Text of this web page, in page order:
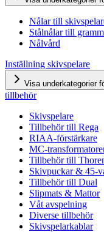
Nålar till
Stålnålar till
Nålvård
Inställning skivspelare
Visa underkategorier
tillbehör
Skivspelare
Tillbehör till Rega
RIAA-förstärkare
MC-
Tillbehör till
Skivpuckar & 45-
Tillbehör till Dual
Slipmats & Mattor
Våt avspelning
Diverse tillbehör
Skivspelarkablar